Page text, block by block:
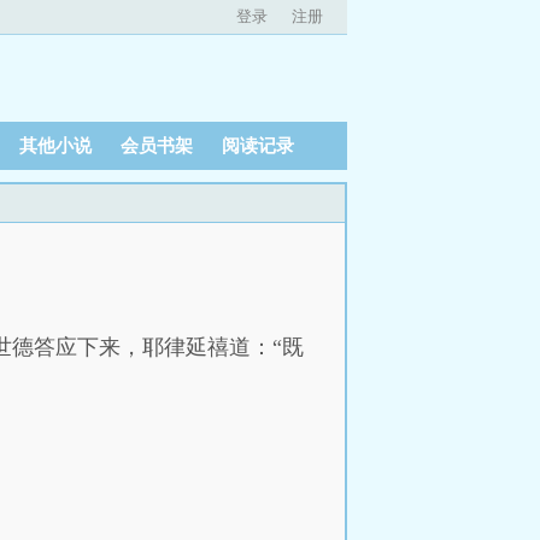
登录 注册
其他小说 会员书架 阅读记录
德答应下来，耶律延禧道：“既